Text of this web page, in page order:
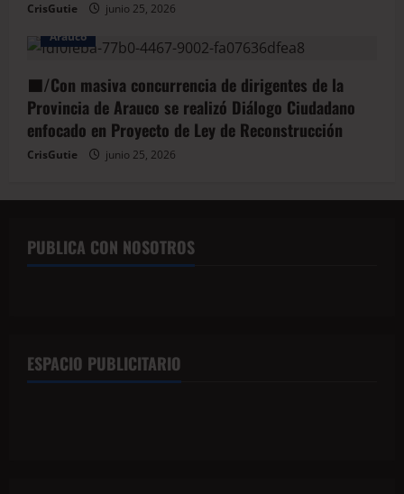
CrisGutie
junio 25, 2026
Arauco
🟦/Con masiva concurrencia de dirigentes de la
Provincia de Arauco se realizó Diálogo Ciudadano
enfocado en Proyecto de Ley de Reconstrucción
CrisGutie junio 25, 2026
PUBLICA CON NOSOTROS
ESPACIO PUBLICITARIO